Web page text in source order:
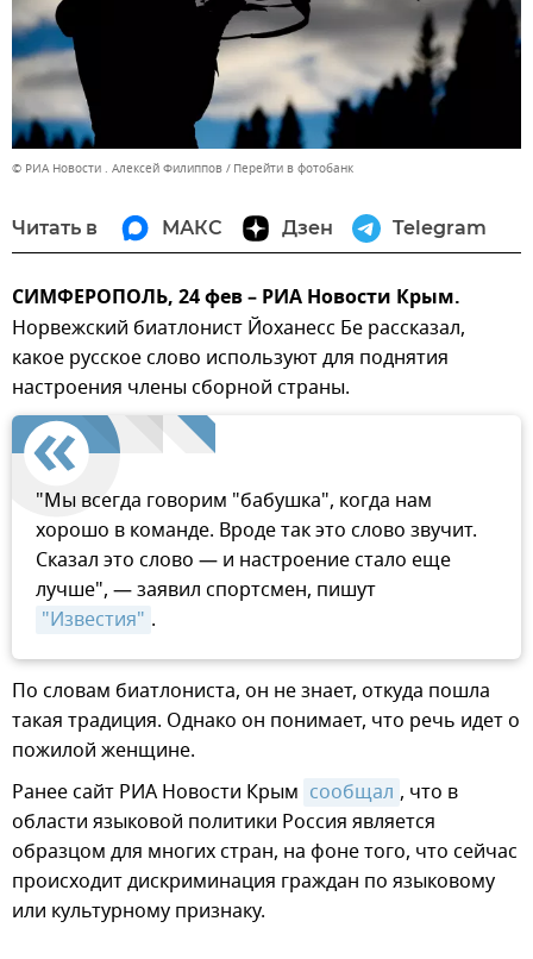
© РИА Новости . Алексей Филиппов Перейти в фотобанк
Читать в МАКС Дзен Telegram
СИМФЕРОПОЛЬ, 24 фев – РИА Новости Крым.
Норвежский биатлонист Йоханесс Бе рассказал,
какое русское слово используют для поднятия
настроения члены сборной страны.
"Мы всегда говорим "бабушка", когда нам
хорошо в команде. Вроде так это слово звучит.
Сказал это слово — и настроение стало еще
лучше", — заявил спортсмен, пишут
"Известия" .
По словам биатлониста, он не знает, откуда пошла
такая традиция. Однако он понимает, что речь идет о
пожилой женщине.
Ранее сайт РИА Новости Крым сообщал , что в
области языковой политики Россия является
образцом для многих стран, на фоне того, что сейчас
происходит дискриминация граждан по языковому
или культурному признаку.